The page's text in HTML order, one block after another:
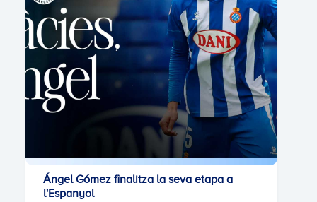
Ángel Gómez finalitza la seva etapa a
l'Espanyol